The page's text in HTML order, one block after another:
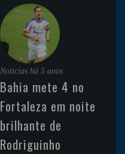
Noticias há 5 anos
Bahia mete 4 no
Fortaleza em noite
brilhante de
Rodriguinho